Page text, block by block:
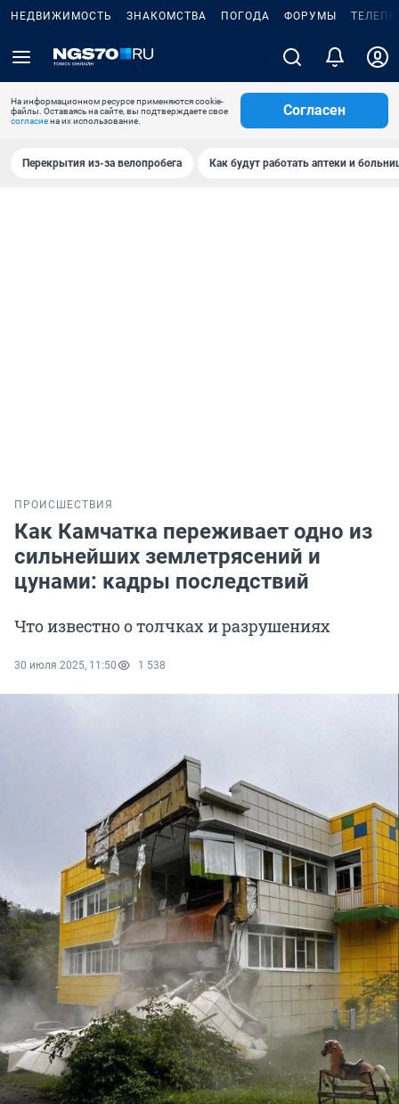
НЕДВИЖИМОСТЬ ЗНАКОМСТВА ПОГОДА ФОРУМЫ
На информационном ресурсе применяются cookie-
файлы. Оставаясь на сайте, вы подтверждаете свое
согласиена их использование.
Согласен
Перекрытия из-за велопробега Как будут работать аптеки и
ПРОИСШЕСТВИЯ
Как Камчатка переживает одно из
сильнейших землетрясений и
цунами: кадры последствий
Что известно о толчках и разрушениях
30 июля 2025, 11:50 1 538